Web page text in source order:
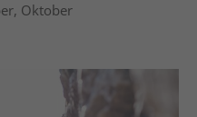
Oktober